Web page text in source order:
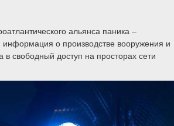
альянса паника –
информация о производстве вооружения и
в свободный доступ на просторах сети